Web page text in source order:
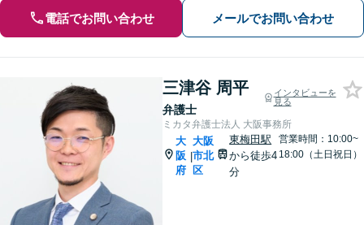
電話でお問い合わせ メールでお問い合わせ
三津谷 周平
弁護士
インタビューを
見る
ミカタ弁護士法人 大阪事務所
大
阪
府
|
大阪
市北
区
東梅田駅
から徒歩4
分
営業時間：10:00~
18:00（土日祝日）